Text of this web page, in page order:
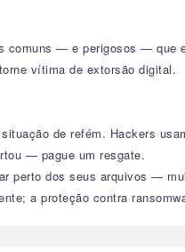
comuns — e perigosos —
vítima de extorsão digital.
de refém. Hackers
— pague um resgate.
perto dos seus arquivos —
a proteção contra